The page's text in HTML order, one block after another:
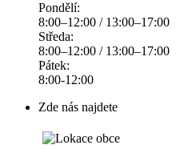
Pondělí:
8:00–12:00 / 13:00–17:00
Středa:
8:00–12:00 / 13:00–17:00
Pátek:
8:00-12:00
Zde nás najdete